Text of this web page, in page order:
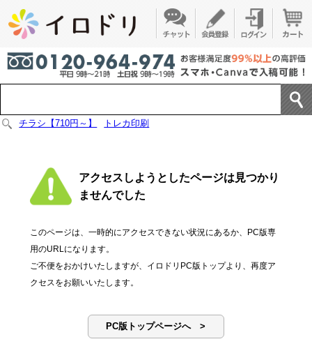
チラシ【710円～】 トレカ印刷
アクセスしようとしたページは見つかり
ませんでした
このページは、一時的にアクセスできない状況にあるか、PC版専
用のURLになります。
ご不便をおかけいたしますが、イロドリPC版トップより、再度ア
クセスをお願いいたします。
PC版トップページへ >